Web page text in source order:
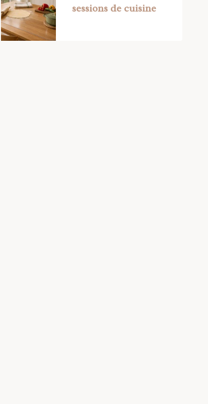
sessions de cuisine